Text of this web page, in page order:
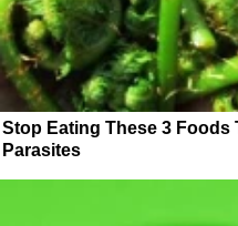
Stop Eating These 3 Foods
Parasites